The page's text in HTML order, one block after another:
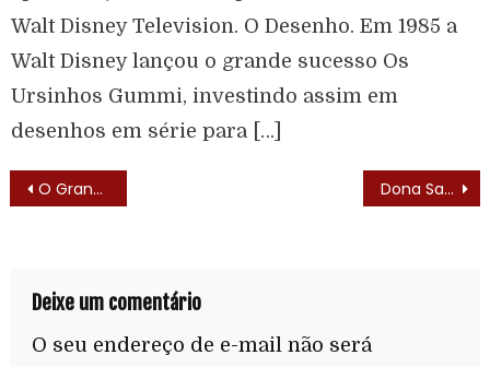
Walt Disney Television. O Desenho. Em 1985 a
Walt Disney lançou o grande sucesso Os
Ursinhos Gummi, investindo assim em
desenhos em série para […]
O Grande Pai (1991) Dona Santa (1981) – Elenco
Deixe um comentário
O seu endereço de e-mail não será